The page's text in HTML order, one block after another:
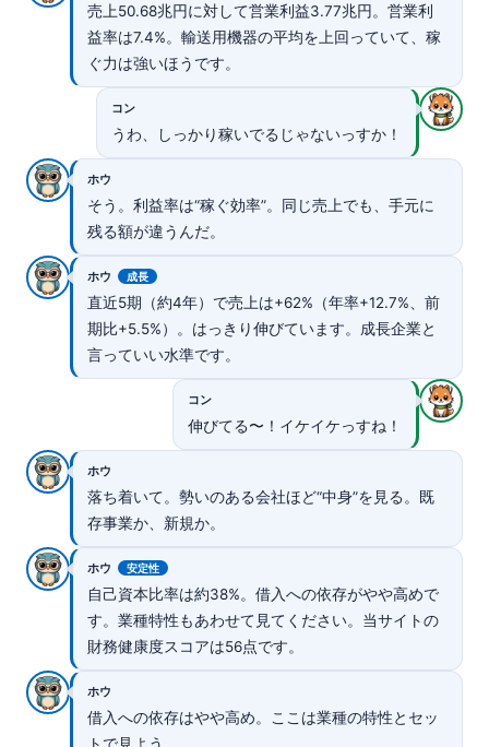
売上50.68兆円に対して営業利益3.77兆円。営業利
益率は7.4%。輸送用機器の平均を上回っていて、稼
ぐ力は強いほうです。
コン
うわ、しっかり稼いでるじゃないっすか！
ホウ
そう。利益率は“稼ぐ効率”。同じ売上でも、手元に
残る額が違うんだ。
ホウ 成長
直近5期（約4年）で売上は+62%（年率+12.7%、前
期比+5.5%）。はっきり伸びています。成長企業と
言っていい水準です。
コン
伸びてる〜！イケイケっすね！
ホウ
落ち着いて。勢いのある会社ほど“中身”を見る。既
存事業か、新規か。
ホウ 安定性
自己資本比率は約38%。借入への依存がやや高めで
す。業種特性もあわせて見てください。当サイトの
財務健康度スコアは56点です。
ホウ
借入への依存はやや高め。ここは業種の特性とセッ
トで見よう。